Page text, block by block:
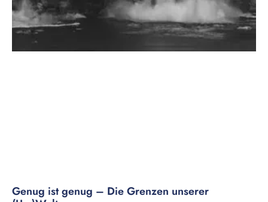
Genug ist genug – Die Grenzen unserer